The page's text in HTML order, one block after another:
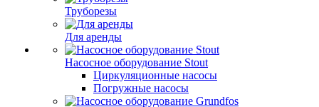
Труборезы
Для аренды
Насосное оборудование Stout
Циркуляционные насосы
Погружные насосы